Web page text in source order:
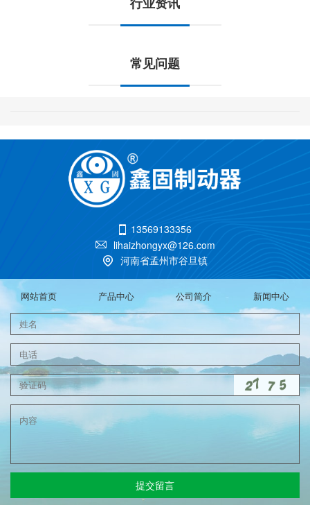
常见问题
 13569133356
 lihaizhongyx@126.com
 河南省孟州市谷旦镇
网站首页 产品中心 公司简介 新闻中心
提交留言